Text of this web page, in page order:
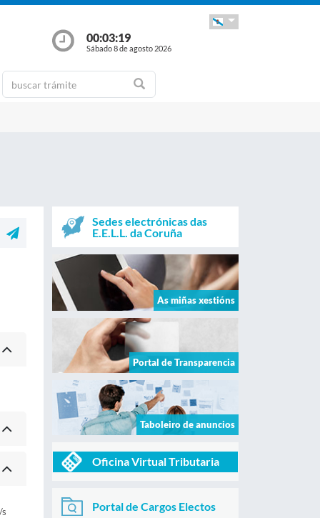
00:03:19
Sábado 8 de agosto 2026
Sedes electrónicas das
E.E.L.L. da Coruña
As miñas xestións
Portal de Transparencia
Taboleiro de anuncios
Oficina Virtual Tributaria
Portal de Cargos Electos